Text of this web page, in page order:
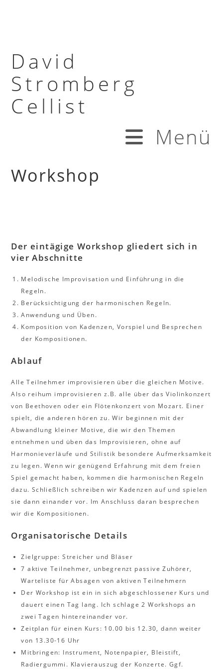
David
Stromberg
Cellist
Menü
Workshop
Der eintägige Workshop gliedert sich in
vier Abschnitte
Melodische Improvisation und Einführung in die
Regeln.
Berücksichtigung der harmonischen Regeln.
Anwendung und Üben.
Komposition von Kadenzen, Vorspiel und Besprechen
der Kompositionen.
Ablauf
Alle Teilnehmer improvisieren über die gleichen Motive.
Also reihum improvisieren z.B. alle über das Violinkonzert
von Beethoven oder ein Flötenkonzert von Mozart. Einer
spielt, die anderen hören zu. Wir beginnen mit der
Abwandlung kleiner Motive, die wir den Themen
entnehmen und üben das Improvisieren, ohne auf
Harmonieverläufe und Stilistik besondere Aufmerksamkeit
zu legen. Wenn wir genügend Erfahrung mit dem freien
Spiel gemacht haben, kommen die harmonischen Regeln
dazu. Schließlich schreiben wir Kadenzen auf und spielen
sie dann einander vor. Im Anschluss daran besprechen
wir die Kompositionen.
Organisatorische Details
Zielgruppe: Streicher und Bläser
7 aktive Teilnehmer, unbegrenzt passive Zuhörer,
Warteliste für Absagen von aktiven Teilnehmern
Der Workshop ist ein in sich abgeschlossener Kurs und
dauert einen Tag lang. Ich schlage 2 Workshops an
zwei Tagen hintereinander vor.
Zeitplan für einen Kurs: 10.00 bis 12.30, dann weiter
von 13.30-16 Uhr
Mitbringen: Instrument, Notenpapier, Bleistift,
Radiergummi. Klavierauszug der Konzerte. Ggf.